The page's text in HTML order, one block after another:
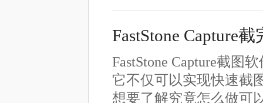
FastStone Capture
FastStone Capture截图
它不仅可以实现快速截
想要了解究竟怎么做可